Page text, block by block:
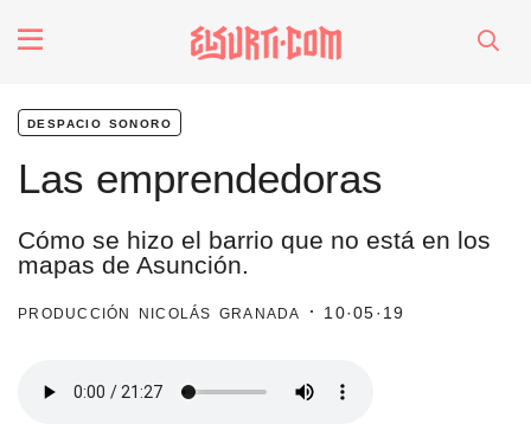
Soberanas
Oligarquía
Despacio Sonoro
despacio sonoro
Las emprendedoras
Cómo se hizo el barrio que no está en los
mapas de Asunción.
producción nicolás granada · 10·05·19